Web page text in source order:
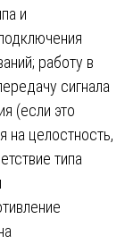
и
работу в
сигнала
(если это
целостность,
типа